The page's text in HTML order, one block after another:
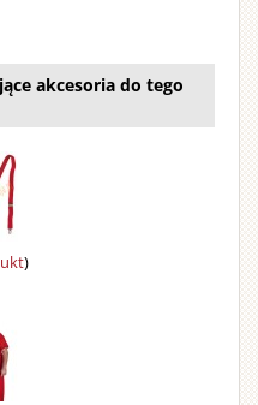
akcesoria do tego
)